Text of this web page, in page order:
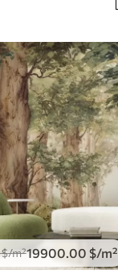
$/m²19900 .00 $/m²